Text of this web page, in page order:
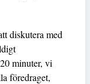
diskutera med
minuter, vi
föredraget,